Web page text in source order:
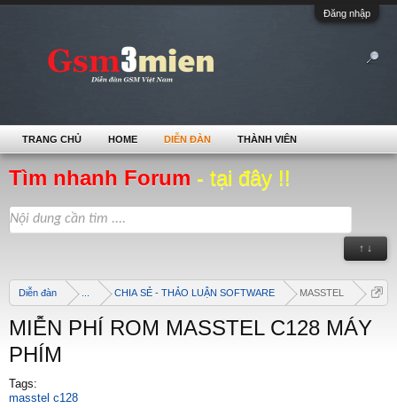
Đăng nhập
Tìm nhanh Forum - tại đây !!
↑ ↓
Diễn đàn CHIA SẺ - THẢO LUẬN SOFTWARE MASSTEL
MIỄN PHÍ ROM MASSTEL C128 MÁY
PHÍM
Tags:
masstel c128
TRANG CHỦ HOME DIỄN ĐÀN THÀNH VIÊN